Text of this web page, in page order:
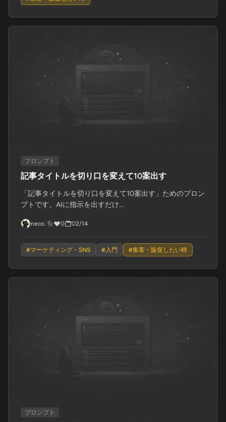
プロンプト
記事タイトルを切り口を変えて10案出す
「記事タイトルを切り口を変えて10案出す」ためのプロン
プトです。AIに指示を出すだけ...
neco.🐈‍⬛ 0 02/14
#マーケティング・SNS #入門 #集客・販促したい時
プロンプト